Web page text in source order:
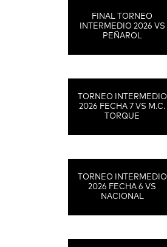
FINAL TORNEO
INTERMEDIO 2026 VS
PEÑAROL
TORNEO INTERMEDIO
2026 FECHA 7 VS M.C.
TORQUE
TORNEO INTERMEDIO
2026 FECHA 6 VS
NACIONAL